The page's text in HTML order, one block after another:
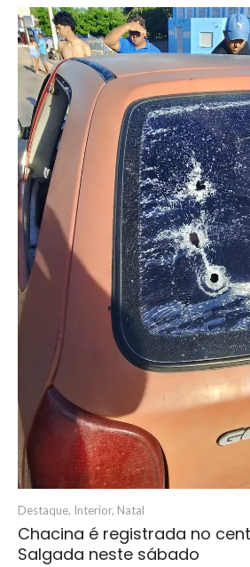
Destaque, Interior, Natal
Chacina é registrada no
Salgada neste sábado